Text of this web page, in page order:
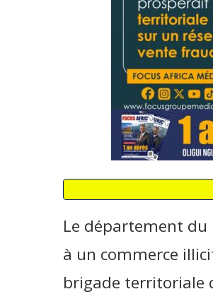
Le département
à un commerce
brigade territoriale